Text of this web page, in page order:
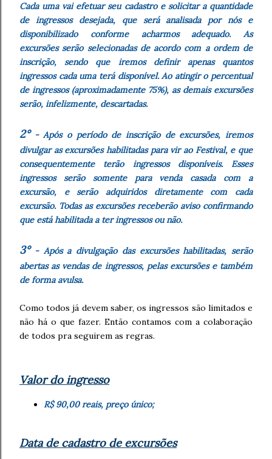
Cada uma vai efetuar seu cadastro e solicitar a quantidade
de ingressos desejada, que será analisada por nós e
disponibilizado conforme acharmos adequado. As
excursões serão selecionadas de acordo com a ordem de
inscrição, sendo que iremos definir apenas quantos
ingressos cada uma terá disponível. Ao atingir o percentual
de ingressos (aproximadamente 75%), as demais excursões
serão, infelizmente, descartadas.
2°- Após o período de inscrição de excursões, iremos
divulgar as excursões habilitadas para vir ao Festival, e que
consequentemente terão ingressos disponíveis. Esses
ingressos serão somente para venda casada com a
excursão, e serão adquiridos diretamente com cada
excursão. Todas as excursões receberão aviso confirmando
que está habilitada a ter ingressos ou não.
3°- Após a divulgação das excursões habilitadas, serão
abertas as vendas de ingressos, pelas excursões e também
de forma avulsa.
Como todos já devem saber, os ingressos são limitados e
não há o que fazer. Então contamos com a colaboração
de todos pra seguirem as regras.
Valor do ingresso
R$ 90,00 reais, preço único;
Data de cadastro de excursões